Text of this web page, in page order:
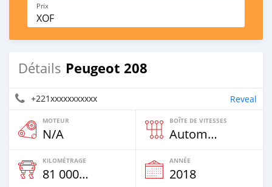
Prix
XOF
Détails Peugeot 208
+221xxxxxxxxxxx Reveal
MOTEUR
N/A
BOÎTE DE VITESSES
Automatique
KILOMÉTRAGE
81 000 Km
ANNÉE
2018